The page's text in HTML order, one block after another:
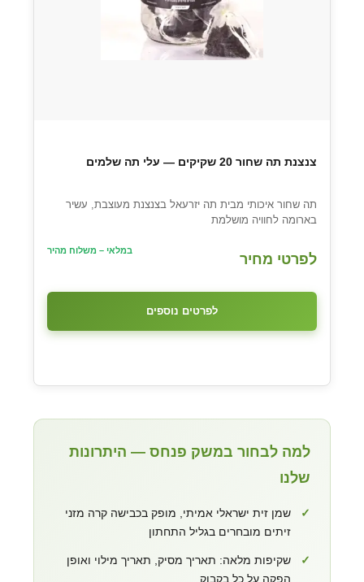
צנצנת תה שחור 20 שקיקים — עלי תה שלמים
תה שחור איכותי מבית תה יזרעאל בצנצנת מעוצבת, עשיר
בארומה לחוויה מושלמת
לפרטי מחיר
במלאי – משלוח מהיר
לפרטים נוספים
למה לבחור במשק פנחס — היתרונות
שלנו
✓
שמן זית ישראלי אמיתי, מופק בכבישה קרה מזני
זיתים מובחרים בגליל התחתון
✓
שקיפות מלאה: תאריך מסיק, תאריך מילוי ואופן
הפקה על כל בקבוק